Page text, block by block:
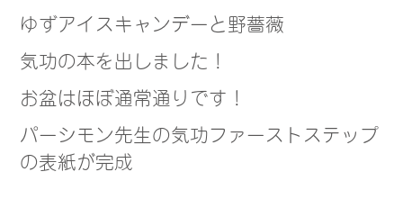
ゆずアイスキャンデーと野薔薇
気功の本を出しました！
お盆はほぼ通常通りです！
パーシモン先生の気功ファーストステップ
の表紙が完成